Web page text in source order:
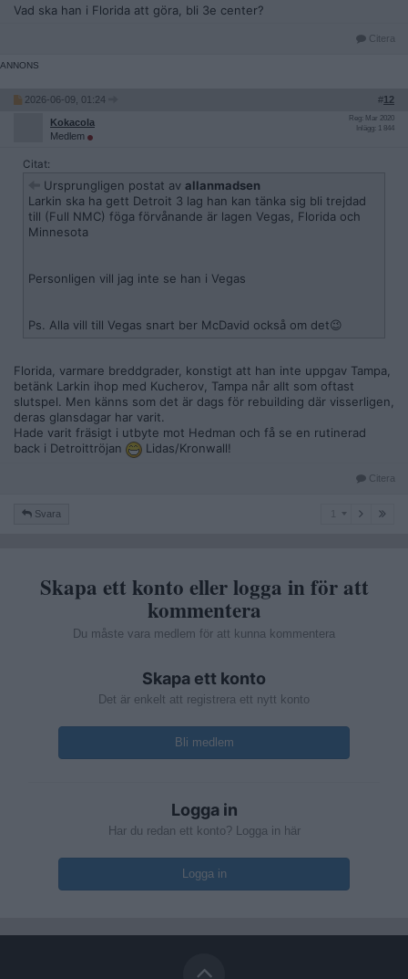
Vad ska han i Florida att göra, bli 3e center?
Citera
2026-06-09, 01:24 #12
Kokacola
Medlem
Reg: Mar 2020
Inlägg: 1 844
Citat:
Ursprungligen postat av allanmadsen
Larkin ska ha gett Detroit 3 lag han kan tänka sig bli trejdad
till (Full NMC) föga förvånande är lagen Vegas, Florida och
Minnesota
Personligen vill jag inte se han i Vegas
Ps. Alla vill till Vegas snart ber McDavid också om det😉
Florida, varmare breddgrader, konstigt att han inte uppgav Tampa,
betänk Larkin ihop med Kucherov, Tampa når allt som oftast
slutspel. Men känns som det är dags för rebuilding där visserligen,
deras glansdagar har varit.
Hade varit fräsigt i utbyte mot Hedman och få se en rutinerad
back i Detroittröjan
Lidas/Kronwall!
Citera
Svara
Skapa ett konto eller logga in för att
kommentera
Du måste vara medlem för att kunna kommentera
Skapa ett konto
Det är enkelt att registrera ett nytt konto
Bli medlem
Logga in
Har du redan ett konto? Logga in här
Logga in